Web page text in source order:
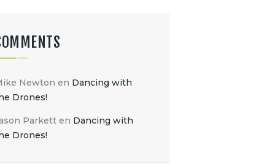
Newton en Dancing with
Drones!
Parkett en Dancing with
Drones!